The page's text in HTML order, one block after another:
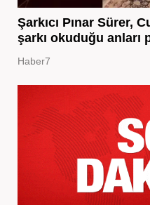
Şarkıcı Pınar Sürer,
şarkı okuduğu anları
Haber7